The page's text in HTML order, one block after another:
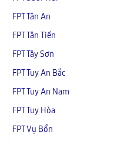
FPT Tân An
FPT Tân Tiến
FPT Tây Sơn
FPT Tuy An Bắc
FPT Tuy An Nam
FPT Tuy Hòa
FPT Vụ Bổn